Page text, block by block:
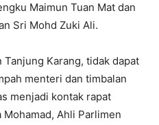
Maimun Tuan Mat dan
Sri Mohd Zuki Ali.
Karang, tidak dapat
menteri dan timbalan
menjadi kontak rapat
Mohamad, Ahli Parlimen